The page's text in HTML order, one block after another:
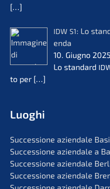
[…]
IDW S1: Lo
en­da
10. Giugno 2025
Lo standard
to per […]
Luoghi
Succes­sio­ne aziend­a­le
Succes­sio­ne aziend­a­le a
Succes­sio­ne aziend­a­le
Succes­sio­ne aziend­a­le